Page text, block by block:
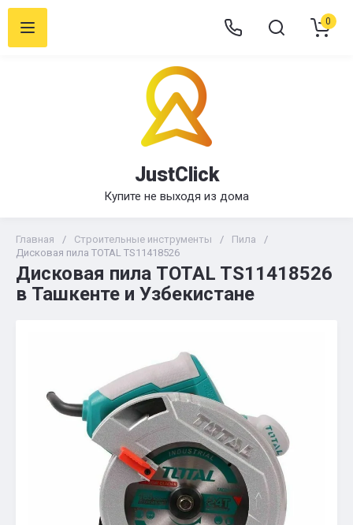
JustClick
Купите не выходя из дома
0
Главная / Строительные инструменты / Пила
/
Дисковая пила TOTAL TS11418526
Дисковая пила TOTAL TS11418526
в Ташкенте и Узбекистане